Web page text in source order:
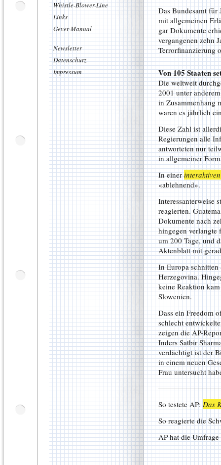
Whistle-Blower-Line
Links
Gever-Manual
Newsletter
Datenschutz
Impressum
Das Bundesamt
mit allgemeinen
gar Dokumente
vergangenen zehn
Terrorfinanzierung
Von 105 Staaten
Die weltweit
2001 unter
in Zusammenhang
waren es jährlich
Diese Zahl ist
Regierungen alle
antworteten nur
in allgemeiner
In einer
«ablehnend».
Interessanterweise
reagierten.
Dokumente nach
hingegen verlangte
um 200 Tage, und
Aktenblatt mit
In Europa schnitten
Herzegovina.
keine Reaktion
Slowenien.
Dass ein Freedom
schlecht
zeigen die AP-
Inders Satbir
verdächtigt ist der
in einem neuen
Frau untersucht
So testete AP:Das
So reagierte die
AP hat die